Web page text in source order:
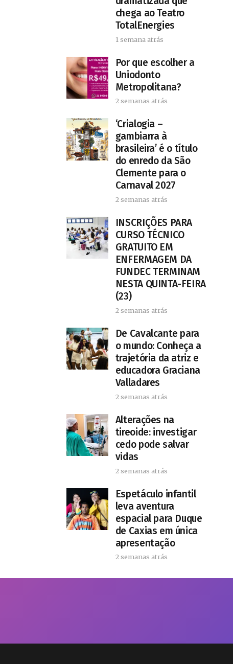
chega ao Teatro
TotalEnergies
1 semana atrás
Por que escolher a
Uniodonto
Metropolitana?
2 semanas atrás
‘Crialogia –
gambiarra à
brasileira’ é o título
do enredo da São
Clemente para o
Carnaval 2027
2 semanas atrás
INSCRIÇÕES PARA
CURSO TÉCNICO
GRATUITO EM
ENFERMAGEM DA
FUNDEC TERMINAM
NESTA QUINTA-FEIRA
(23)
2 semanas atrás
De Cavalcante para
o mundo: Conheça a
trajetória da atriz e
educadora Graciana
Valladares
2 semanas atrás
Alterações na
tireoide: investigar
cedo pode salvar
vidas
2 semanas atrás
​Espetáculo infantil
leva aventura
espacial para Duque
de Caxias em única
apresentação
2 semanas atrás